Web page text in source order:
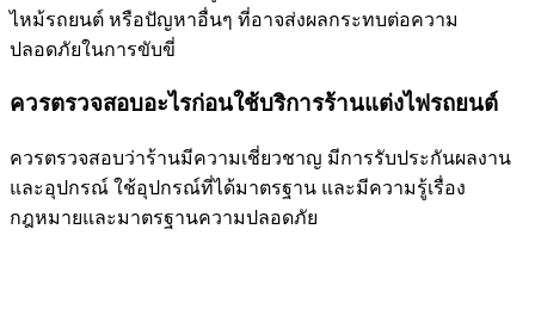
ไหม้รถยนต์ หรือปัญหาอื่นๆ ที่อาจส่งผลกระทบต่อความ
ปลอดภัยในการขับขี่
ควรตรวจสอบอะไรก่อนใช้บริการร้านแต่งไฟรถยนต์
ควรตรวจสอบว่าร้านมีความเชี่ยวชาญ มีการรับประกันผลงาน
และอุปกรณ์ ใช้อุปกรณ์ที่ได้มาตรฐาน และมีความรู้เรื่อง
กฎหมายและมาตรฐานความปลอดภัย